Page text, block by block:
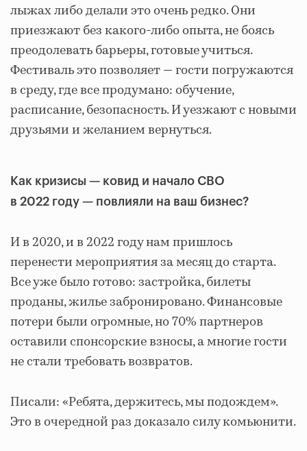
лыжах либо делали это очень редко. Они
приезжают без какого-либо опыта, не боясь
преодолевать барьеры, готовые учиться.
Фестиваль это позволяет — гости погружаются
в среду, где все продумано: обучение,
расписание, безопасность. И уезжают с новыми
друзьями и желанием вернуться.
Как кризисы — ковид и начало СВО
в 2022 году — повлияли на ваш бизнес?
И в 2020, и в 2022 году нам пришлось
перенести мероприятия за месяц до старта.
Все уже было готово: застройка, билеты
проданы, жилье забронировано. Финансовые
потери были огромные, но 70% партнеров
оставили спонсорские взносы, а многие гости
не стали требовать возвратов.
Писали: «Ребята, держитесь, мы подождем».
Это в очередной раз доказало силу комьюнити.